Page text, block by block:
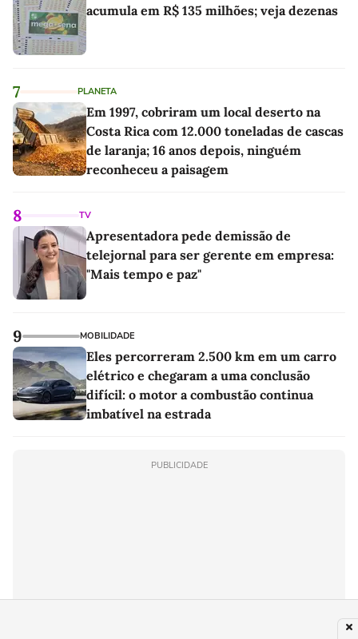
acumula em R$ 135 milhões; veja dezenas
7 PLANETA
Em 1997, cobriram um local deserto na
Costa Rica com 12.000 toneladas de cascas
de laranja; 16 anos depois, ninguém
reconheceu a paisagem
8 TV
Apresentadora pede demissão de
telejornal para ser gerente em empresa:
"Mais tempo e paz"
9 MOBILIDADE
Eles percorreram 2.500 km em um carro
elétrico e chegaram a uma conclusão
difícil: o motor a combustão continua
imbatível na estrada
PUBLICIDADE